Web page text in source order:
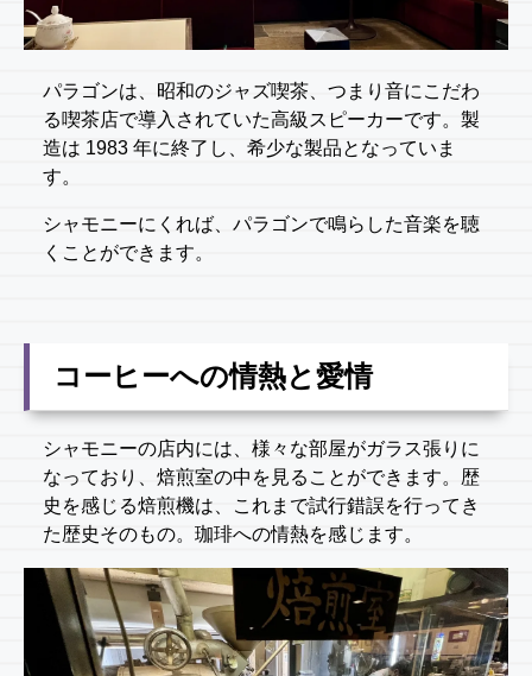
パラゴンは、昭和のジャズ喫茶、つまり音にこだわ
る喫茶店で導入されていた高級スピーカーです。製
造は 1983 年に終了し、希少な製品となっていま
す。
シャモニーにくれば、パラゴンで鳴らした音楽を聴
くことができます。
コーヒーへの情熱と愛情
シャモニーの店内には、様々な部屋がガラス張りに
なっており、焙煎室の中を見ることができます。歴
史を感じる焙煎機は、これまで試行錯誤を行ってき
た歴史そのもの。珈琲への情熱を感じます。